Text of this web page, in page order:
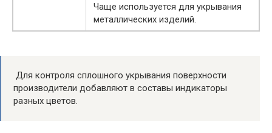
Чаще используется для укрывания
металлических изделий.
Для контроля сплошного укрывания поверхности
производители добавляют в составы индикаторы
разных цветов.